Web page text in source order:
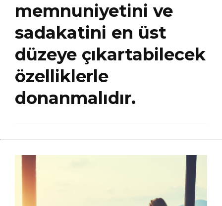
memnuniyetini ve
sadakatini en üst
düzeye çıkartabilecek
özelliklerle
donanmalıdır.